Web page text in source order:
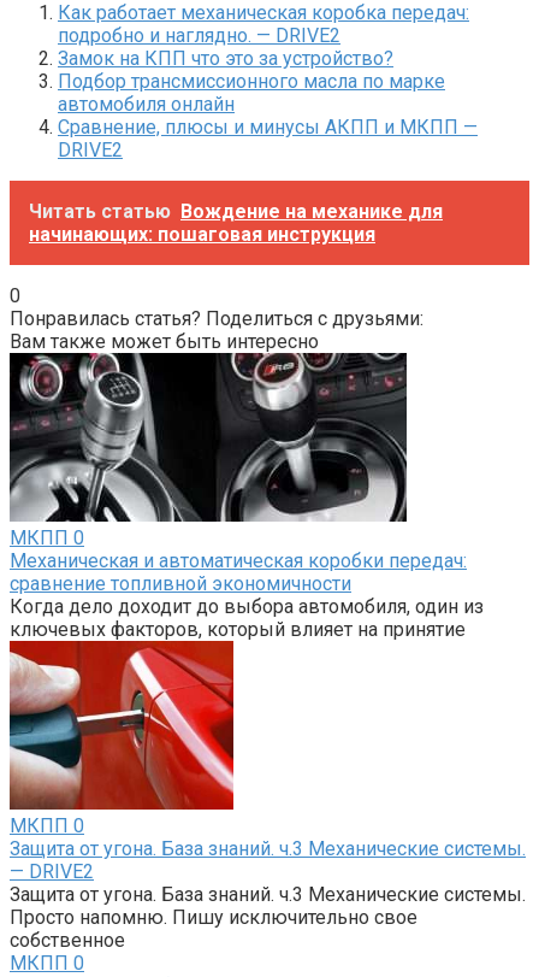
Как работает механическая коробка передач:
подробно и наглядно. — DRIVE2
Замок на КПП что это за устройство?
Подбор трансмиссионного масла по марке
автомобиля онлайн
Сравнение, плюсы и минусы АКПП и МКПП —
DRIVE2
Читать статью Вождение на механике для
начинающих: пошаговая инструкция
0
Понравилась статья? Поделиться с друзьями:
Вам также может быть интересно
МКПП 0
Механическая и автоматическая коробки передач:
сравнение топливной экономичности
Когда дело доходит до выбора автомобиля, один из
ключевых факторов, который влияет на принятие
МКПП 0
Защита от угона. База знаний. ч.3 Механические системы.
— DRIVE2
Защита от угона. База знаний. ч.3 Механические системы.
Просто напомню. Пишу исключительно свое
собственное
МКПП 0